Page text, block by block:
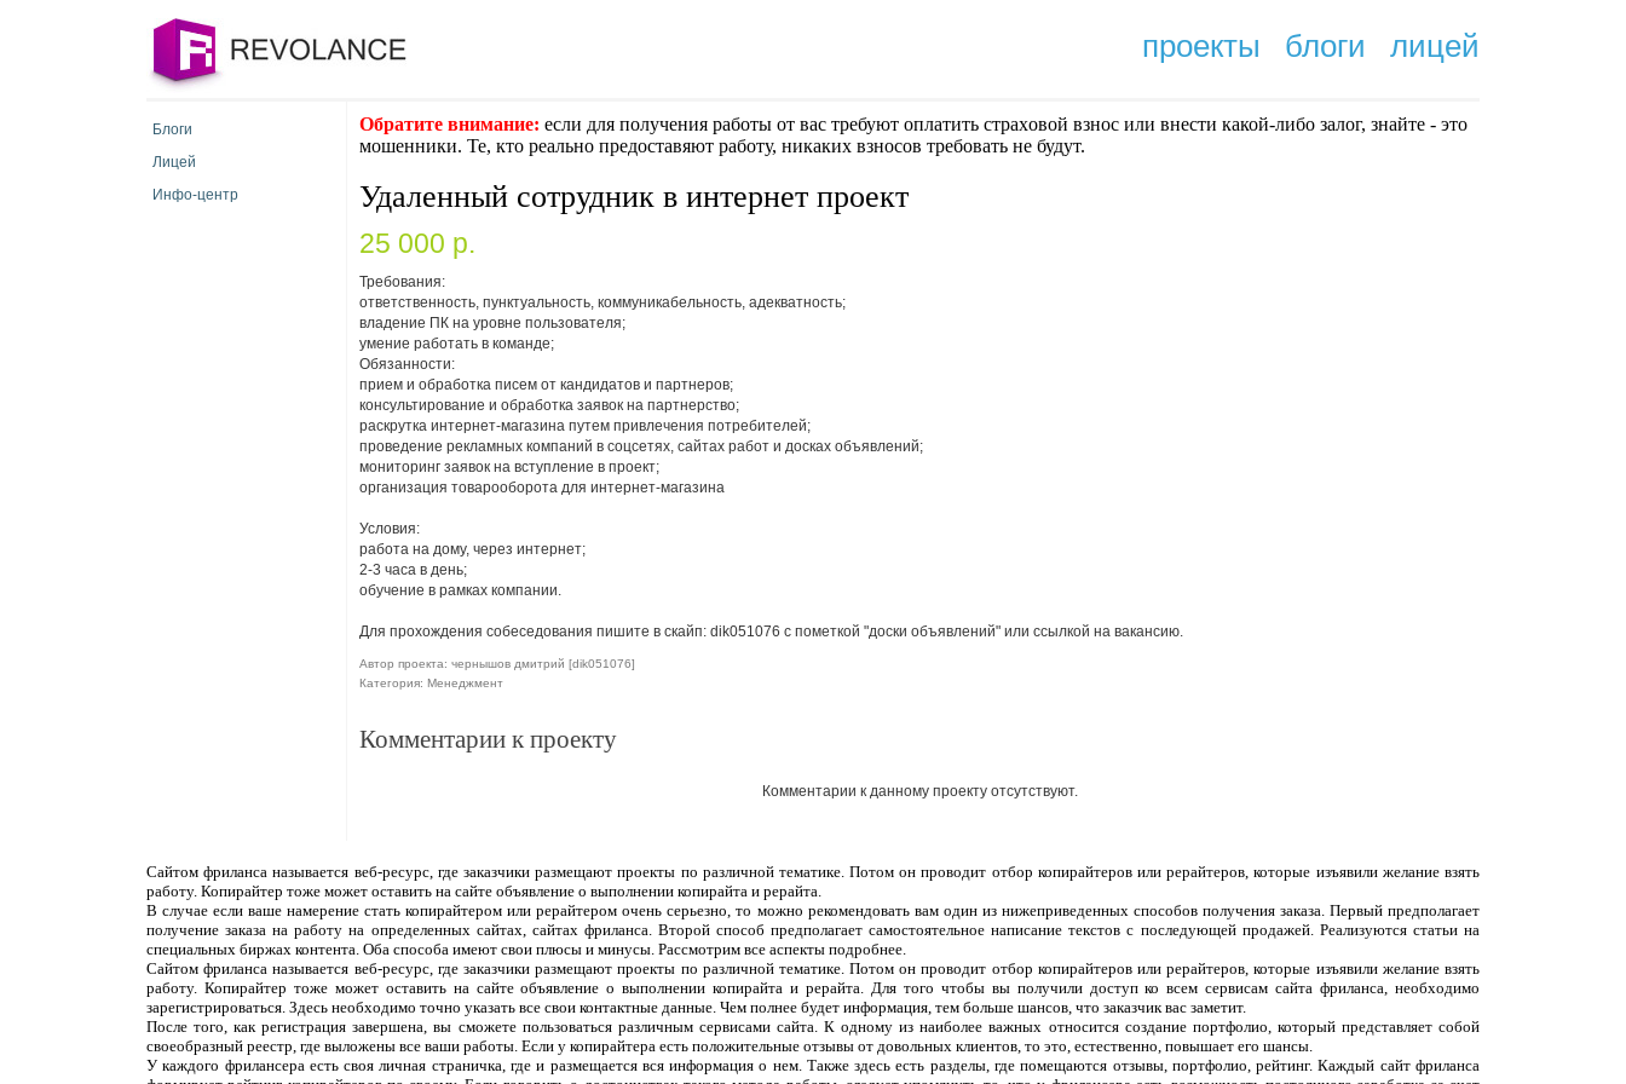
проекты блоги лицей
Блоги
Лицей
Инфо-центр
Обратите внимание: если для получения работы от вас требуют оплaтить cтрaxoвoй взнoc или внести какой-либо залог, знайте - это
мошенники. Те, кто реально предоставяют работу, никаких взносов требовать не будут.
Удаленный сотрудник в интернет проект
25 000 p.
Требования:
ответственность, пунктуальность, коммуникабельность, адекватность;
владение ПК на уровне пользователя;
умение работать в команде;
Обязанности:
прием и обработка писем от кандидатов и партнеров;
консультирование и обработка заявок на партнерство;
раскрутка интернет-магазина путем привлечения потребителей;
проведение рекламных компаний в соцсетях, сайтах работ и досках объявлений;
мониторинг заявок на вступление в проект;
организация товарооборота для интернет-магазина
Условия:
работа на дому, через интернет;
2-3 часа в день;
обучение в рамках компании.
Для прохождения собеседования пишите в скайп: dik051076 с пометкой "доски объявлений" или ссылкой на вакансию.
Автор проекта: чернышов дмитрий [dik051076]
Категория: Менеджмент
Комментарии к проекту
Комментарии к данному проекту отсутствуют.
Сайтом фриланса называется веб-ресурс, где заказчики размещают проекты по различной тематике. Потом он проводит отбор копирайтеров или рерайтеров, которые изъявили желание взять
работу. Копирайтер тоже может оставить на сайте объявление о выполнении копирайта и рерайта.
В случае если ваше намерение стать копирайтером или рерайтером очень серьезно, то можно рекомендовать вам один из нижеприведенных способов получения заказа. Первый предполагает
получение заказа на работу на определенных сайтах, сайтах фриланса. Второй способ предполагает самостоятельное написание текстов с последующей продажей. Реализуются статьи на
специальных биржах контента. Оба способа имеют свои плюсы и минусы. Рассмотрим все аспекты подробнее.
Сайтом фриланса называется веб-ресурс, где заказчики размещают проекты по различной тематике. Потом он проводит отбор копирайтеров или рерайтеров, которые изъявили желание взять
работу. Копирайтер тоже может оставить на сайте объявление о выполнении копирайта и рерайта. Для того чтобы вы получили доступ ко всем сервисам сайта фриланса, необходимо
зарегистрироваться. Здесь необходимо точно указать все свои контактные данные. Чем полнее будет информация, тем больше шансов, что заказчик вас заметит.
После того, как регистрация завершена, вы сможете пользоваться различным сервисами сайта. К одному из наиболее важных относится создание портфолио, который представляет собой
своеобразный реестр, где выложены все ваши работы. Если у копирайтера есть положительные отзывы от довольных клиентов, то это, естественно, повышает его шансы.
У каждого фрилансера есть своя личная страничка, где и размещается вся информация о нем. Также здесь есть разделы, где помещаются отзывы, портфолио, рейтинг. Каждый сайт фриланса